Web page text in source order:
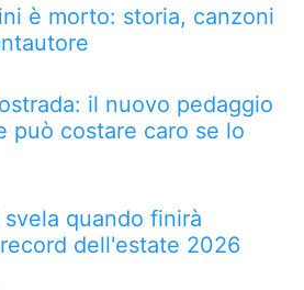
è morto: storia, canzoni
il nuovo pedaggio
può costare caro se lo
quando finirà
dell'estate 2026